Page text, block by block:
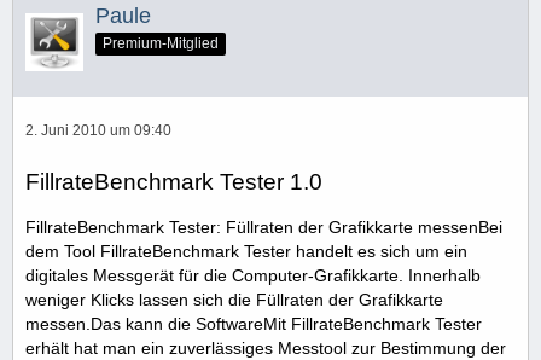
Paule
Premium-Mitglied
2. Juni 2010 um 09:40
FillrateBenchmark Tester 1.0
FillrateBenchmark Tester: Füllraten der Grafikkarte messenBei
dem Tool FillrateBenchmark Tester handelt es sich um ein
digitales Messgerät für die Computer-Grafikkarte. Innerhalb
weniger Klicks lassen sich die Füllraten der Grafikkarte
messen.Das kann die SoftwareMit FillrateBenchmark Tester
erhält hat man ein zuverlässiges Messtool zur Bestimmung der